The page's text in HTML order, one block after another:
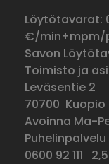
Löytötavarat:
€/min+mpm/
Savon
Toimisto ja
Leväsentie 2
70700 Kuopio
Avoinna Ma-Pe
0600 92 111